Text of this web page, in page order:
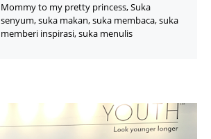
Mommy to my pretty princess, Suka
senyum, suka makan, suka membaca, suka
memberi inspirasi, suka menulis